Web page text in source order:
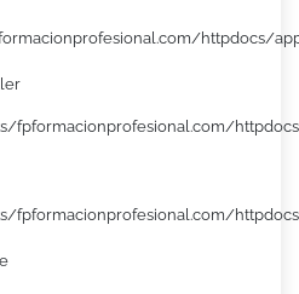
httpdocs/
fpformacionprofesional.com/
fpformacionprofesional.com/